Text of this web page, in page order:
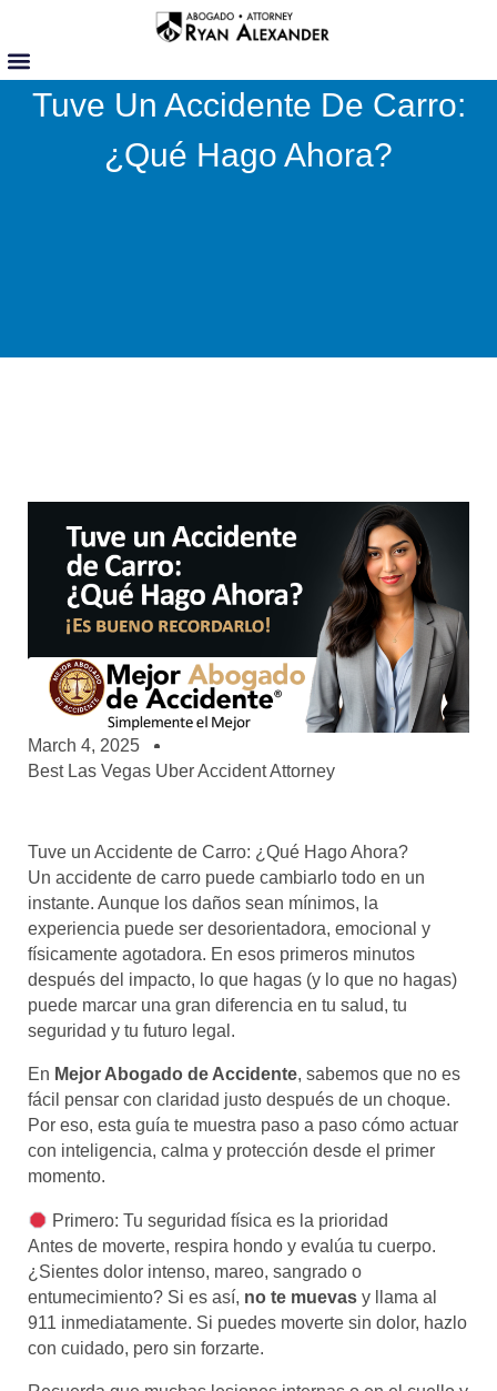
content
Tuve Un Accidente De Carro:
¿Qué Hago Ahora?
March 4, 2025
Best Las Vegas Uber Accident Attorney
Tuve un Accidente de Carro: ¿Qué Hago Ahora?
Un accidente de carro puede cambiarlo todo en un
instante. Aunque los daños sean mínimos, la
experiencia puede ser desorientadora, emocional y
físicamente agotadora. En esos primeros minutos
después del impacto, lo que hagas (y lo que no hagas)
puede marcar una gran diferencia en tu salud, tu
seguridad y tu futuro legal.
En Mejor Abogado de Accidente, sabemos que no es
fácil pensar con claridad justo después de un choque.
Por eso, esta guía te muestra paso a paso cómo actuar
con inteligencia, calma y protección desde el primer
momento.
Primero: Tu seguridad física es la prioridad
Antes de moverte, respira hondo y evalúa tu cuerpo.
¿Sientes dolor intenso, mareo, sangrado o
entumecimiento? Si es así, no te muevas y llama al
911 inmediatamente. Si puedes moverte sin dolor, hazlo
con cuidado, pero sin forzarte.